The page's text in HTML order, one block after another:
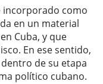
incorporado como
en un material
Cuba, y que
En ese sentido,
de su etapa
político cubano.